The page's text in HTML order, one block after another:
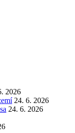
2026
24. 6. 2026
24. 6. 2026